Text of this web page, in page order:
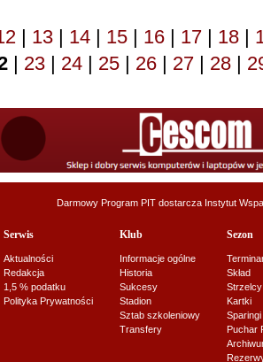
| 13 | 14 | 15 | 16 | 17 | 18 |
| 23 | 24 | 25 | 26 | 27 | 28 |
Darmowy Program PIT dostarcza Instytut
Serwis
Aktualności
Redakcja
1,5 % podatku
Polityka Prywatności
Klub
Informacje ogólne
Historia
Sukcesy
Stadion
Sztab szkoleniowy
Transfery
Sezon
Skład
Strzelcy
Kartki
Sparingi
Puchar